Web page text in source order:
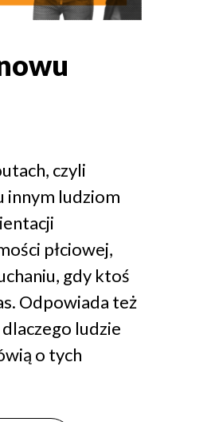
czyli
innym ludziom
płciowej,
gdy ktoś
Odpowiada też
ludzie
o tych